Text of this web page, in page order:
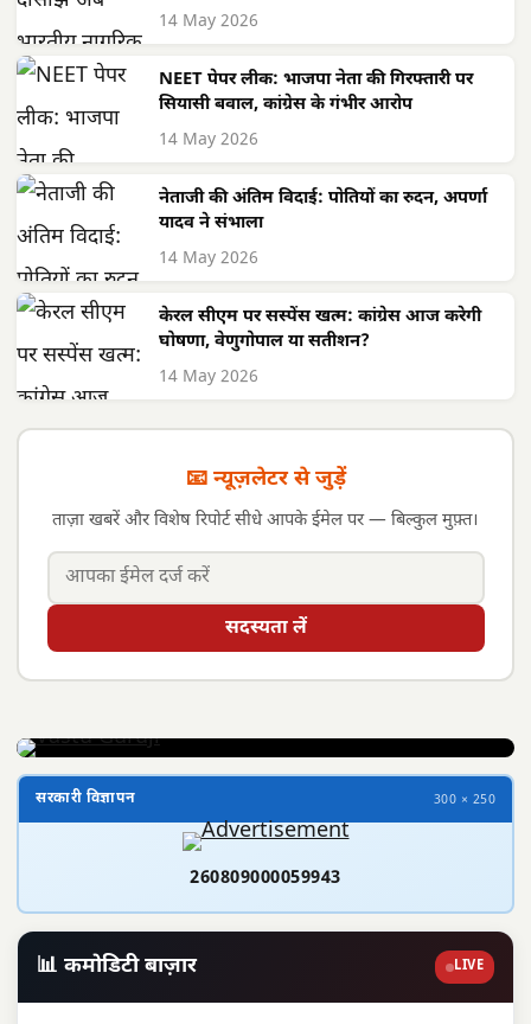
14 May 2026
NEET पेपर लीक: भाजपा नेता की गिरफ्तारी पर
सियासी बवाल, कांग्रेस के गंभीर आरोप
14 May 2026
नेताजी की अंतिम विदाई: पोतियों का रुदन, अपर्णा
यादव ने संभाला
14 May 2026
केरल सीएम पर सस्पेंस खत्म: कांग्रेस आज करेगी
घोषणा, वेणुगोपाल या सतीशन?
14 May 2026
📧 न्यूज़लेटर से जुड़ें
ताज़ा खबरें और विशेष रिपोर्ट सीधे आपके ईमेल पर — बिल्कुल मुफ़्त।
सदस्यता लें
सरकारी विज्ञापन 300 × 250
260809000059943
📊 कमोडिटी बाज़ार LIVE